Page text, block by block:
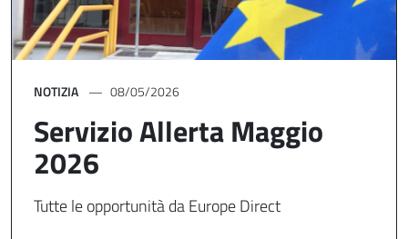
NOTIZIA 08/05/2026
Servizio Allerta Maggio
2026
Tutte le opportunità da Europe Direct